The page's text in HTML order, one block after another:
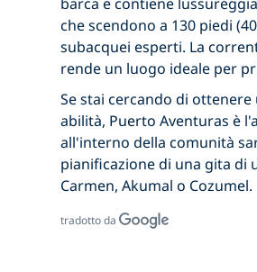
che scendono a 130 piedi
subacquei esperti. La
rende un luogo ideale per
Se stai cercando di
abilità, Puerto Aventuras è
all'interno della comunità
pianificazione di una gita di
Carmen, Akumal o Cozumel.
tradotto da